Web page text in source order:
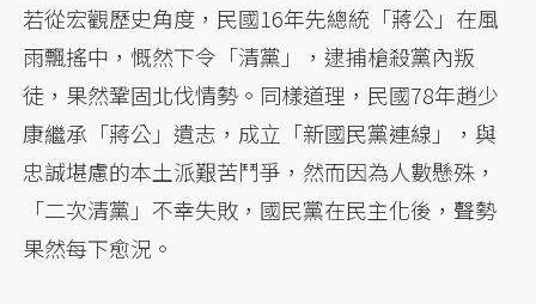
若從宏觀歷史角度，民國16年先總統「蔣公」在風
雨飄搖中，慨然下令「清黨」，逮捕槍殺黨內叛
徒，果然鞏固北伐情勢。同樣道理，民國78年趙少
康繼承「蔣公」遺志，成立「新國民黨連線」，與
忠誠堪慮的本土派艱苦鬥爭，然而因為人數懸殊，
「二次清黨」不幸失敗，國民黨在民主化後，聲勢
果然每下愈況。